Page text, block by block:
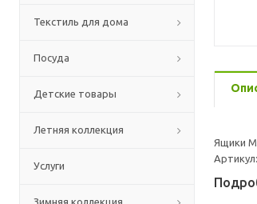
Текстиль для дома
Посуда
Детские товары
Летняя коллекция
Услуги
Зимняя коллекция
Ящики